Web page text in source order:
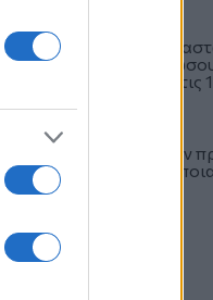
Γυρίζω για να
να
στους δρόμους στις
επιστροφή του στην
Μαδούρο εναντίον